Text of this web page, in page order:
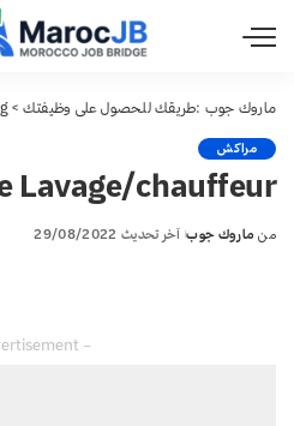
ماروك جوب :طريقك للحصول على وظيفتك >
مراكش
Lavage/chauffeur
Posted
من ماروك جوب آخر تحديث 29/08/2022
– Advertisement –